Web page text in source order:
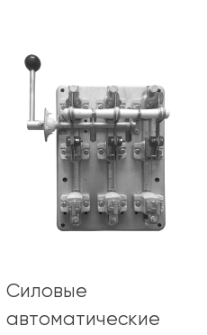
Силовые
автоматические